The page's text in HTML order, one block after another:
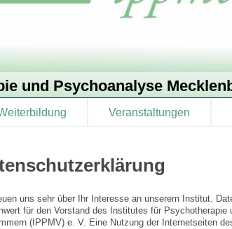
und Psychoanalyse
Veranstaltungen
uns sehr über Ihr Interesse an unserem Institut.
für den Vorstand des Institutes für Psychotherapie
(IPPMV) e. V. Eine Nutzung der Internetseiten